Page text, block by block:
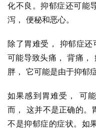
化不良。抑郁症还可能
泻， 便秘和恶心。
除了胃难受， 抑郁症
可能导致头痛， 背痛，
胖， 它可能是由于抑郁
如果感到胃难受， 可
而， 这并不是正确的。
不是抑郁症的症状。如